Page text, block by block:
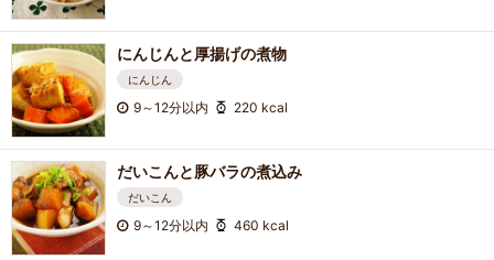
にんじんと厚揚げの煮物
にんじん
9～12分以内 220 kcal
だいこんと豚バラの煮込み
だいこん
9～12分以内 460 kcal